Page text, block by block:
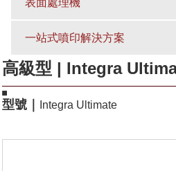
表面處理機
一站式噴印解決方案
高級型 | Integra
型號｜ Integra Ultimate